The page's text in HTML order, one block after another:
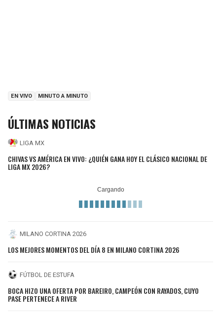
EN VIVO MINUTO A MINUTO
ÚLTIMAS NOTICIAS
LIGA MX
CHIVAS VS AMÉRICA EN VIVO: ¿QUIÉN GANA HOY EL CLÁSICO NACIONAL DE
LIGA MX 2026?
MILANO CORTINA 2026
LOS MEJORES MOMENTOS DEL DÍA 8 EN MILANO CORTINA 2026
FÚTBOL DE ESTUFA
BOCA HIZO UNA OFERTA POR BAREIRO, CAMPEÓN CON RAYADOS, CUYO
PASE PERTENECE A RIVER